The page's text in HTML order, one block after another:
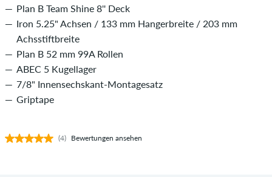
Plan B Team Shine 8'' Deck
Iron 5.25" Achsen / 133 mm Hangerbreite / 203 mm
Achsstiftbreite
Plan B 52 mm 99A Rollen
ABEC 5 Kugellager
7/8" Innensechskant-Montagesatz
Griptape
(4) Bewertungen ansehen